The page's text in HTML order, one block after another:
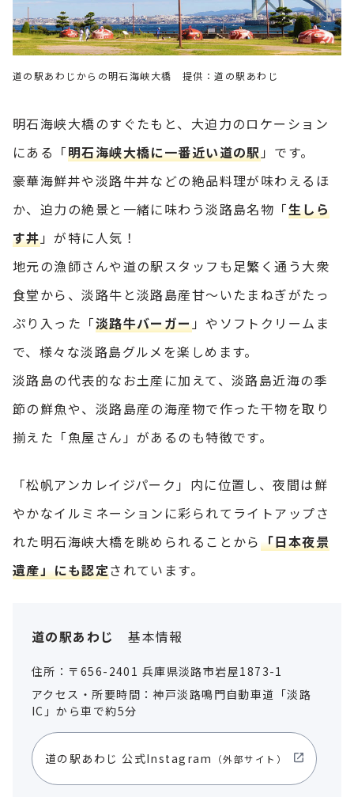
道の駅あわじからの明石海峡大橋 提供：道の駅あわじ
明石海峡大橋のすぐたもと、大迫力のロケーション
にある「明石海峡大橋に一番近い道の駅」です。
豪華海鮮丼や淡路牛丼などの絶品料理が味わえるほ
か、迫力の絶景と一緒に味わう淡路島名物「生しら
す丼」が特に人気！
地元の漁師さんや道の駅スタッフも足繁く通う大衆
食堂から、淡路牛と淡路島産甘～いたまねぎがたっ
ぷり入った「淡路牛バーガー」やソフトクリームま
で、様々な淡路島グルメを楽しめます。
淡路島の代表的なお土産に加えて、淡路島近海の季
節の鮮魚や、淡路島産の海産物で作った干物を取り
揃えた「魚屋さん」があるのも特徴です。
「松帆アンカレイジパーク」内に位置し、夜間は鮮
やかなイルミネーションに彩られてライトアップさ
れた明石海峡大橋を眺められることから「日本夜景
遺産」にも認定されています。
道の駅あわじ 基本情報
住所：〒656-2401 兵庫県淡路市岩屋1873-1
アクセス・所要時間：神戸淡路鳴門自動車道「淡路
IC」から車で約5分
道の駅あわじ 公式Instagram （外部サイト）